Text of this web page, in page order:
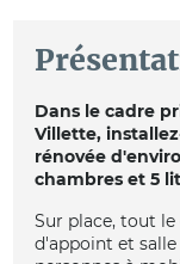
Dans le cadre
Villette,
rénovée
chambres et 5
Sur place, tout le
d'appoint et salle